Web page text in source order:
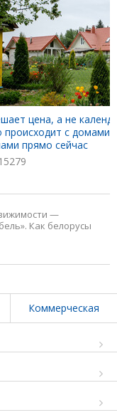
цена, а не
происходит с домами
прямо сейчас
—
Как белорусы
Коммерческая